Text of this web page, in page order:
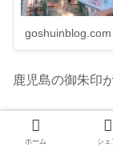
goshuinblog.com
鹿児島の御朱印
ホーム シェ